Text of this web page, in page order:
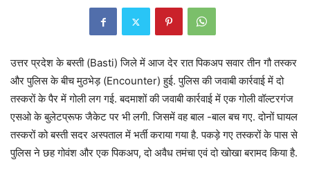
उत्तर प्रदेश के बस्ती (Basti) जिले में आज देर रात पिकअप सवार तीन गौ तस्कर
और पुलिस के बीच मुठभेड़ (Encounter) हुई. पुलिस की जवाबी कार्रवाई में दो
तस्करों के पैर में गोली लग गई. बदमाशों की जवाबी कार्रवाई में एक गोली वॉल्टरगंज
एसओ के बुलेटप्रूफ जैकेट पर भी लगी. जिसमें वह बाल -बाल बच गए. दोनों घायल
तस्करों को बस्ती सदर अस्पताल में भर्ती कराया गया है. पकड़े गए तस्करों के पास से
पुलिस ने छह गोवंश और एक पिकअप, दो अवैध तमंचा एवं दो खोखा बरामद किया है.